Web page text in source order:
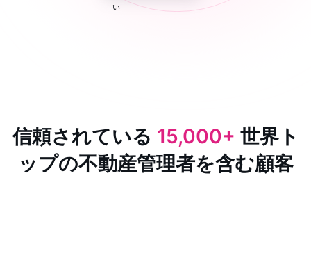
信頼されている 15,000+ 世界ト
ップの不動産管理者を含む顧客